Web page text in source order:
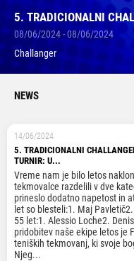
5. TRADICIONALNI
08/06/2024 - 08/06/2024
Challanger
NEWS
14/06/2024
5. TRADICIONALNI
TURNIR: U...
Vreme nam je bilo letos
tekmovalce razdelili v dve
prineslo dodatno napetost in
let so blesteli:1. Maj
55 let:1. Alessio Loche2.
pridobitev naše ekipe letos je
teniških tekmovanj, ki svoje
Njeg...